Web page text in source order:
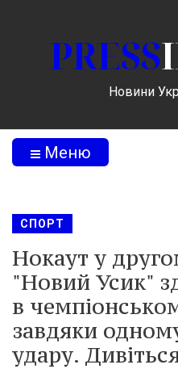
PRESS
Новини
Меню
СПОРТ
Нокаут у
"Новий Усик"
в
завдяки
удару.